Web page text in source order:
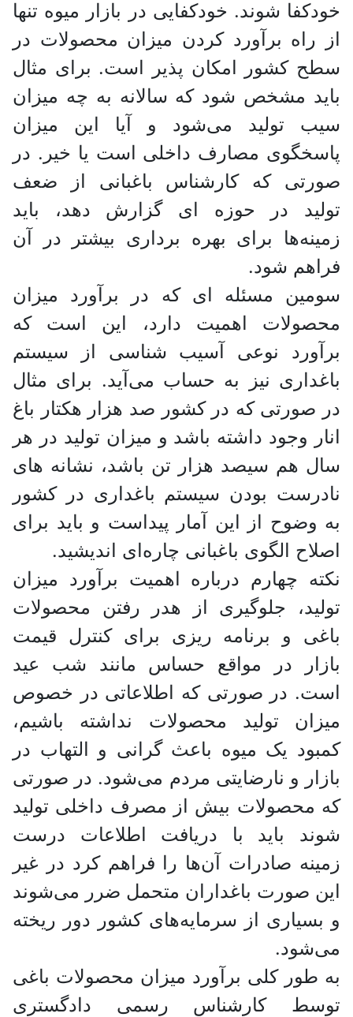
خودکفا شوند. خودکفایی در بازار میوه تنها
از راه برآورد کردن میزان محصولات در
سطح کشور امکان پذیر است. برای مثال
باید مشخص شود که سالانه به چه میزان
سیب تولید می‌شود و آیا این میزان
پاسخگوی مصارف داخلی است یا خیر. در
صورتی که کارشناس باغبانی از ضعف
تولید در حوزه ای گزارش دهد، باید
زمینه‌ها برای بهره برداری بیشتر در آن
فراهم شود.
سومین مسئله ای که در برآورد میزان
محصولات اهمیت دارد، این است که
برآورد نوعی آسیب شناسی از سیستم
باغداری نیز به حساب می‌آید. برای مثال
در صورتی که در کشور صد هزار هکتار باغ
انار وجود داشته باشد و میزان تولید در هر
سال هم سیصد هزار تن باشد، نشانه های
نادرست بودن سیستم باغداری در کشور
به وضوح از این آمار پیداست و باید برای
اصلاح الگوی باغبانی چاره‌ای اندیشید.
نکته چهارم درباره اهمیت برآورد میزان
تولید، جلوگیری از هدر رفتن محصولات
باغی و برنامه ریزی برای کنترل قیمت
بازار در مواقع حساس مانند شب عید
است. در صورتی که اطلاعاتی در خصوص
میزان تولید محصولات نداشته باشیم،
کمبود یک میوه باعث گرانی و التهاب در
بازار و نارضایتی مردم می‌شود. در صورتی
که محصولات بیش از مصرف داخلی تولید
شوند باید با دریافت اطلاعات درست
زمینه صادرات آن‌ها را فراهم کرد در غیر
این صورت باغداران متحمل ضرر می‌شوند
و بسیاری از سرمایه‌های کشور دور ریخته
می‌شود.
به طور کلی برآورد میزان محصولات باغی
توسط کارشناس رسمی دادگستری